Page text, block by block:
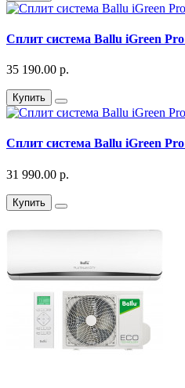
Сплит система Ballu iGreen
35 190.00 р.
Купить
Сплит система Ballu iGreen
31 990.00 р.
Купить